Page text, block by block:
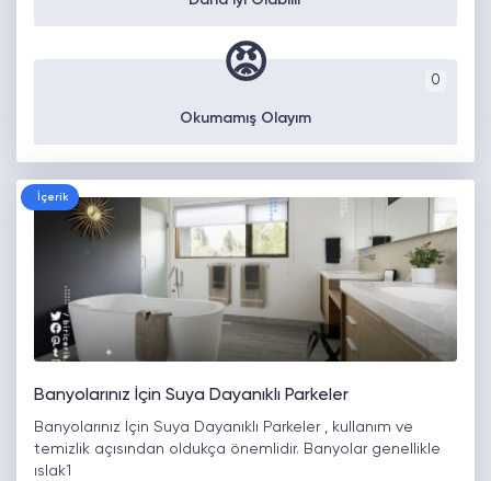
0
😡
Okumamış Olayım
İçerik
Banyolarınız İçin Suya Dayanıklı Parkeler
Banyolarınız İçin Suya Dayanıklı Parkeler , kullanım ve
temizlik açısından oldukça önemlidir. Banyolar genellikle
ıslak1